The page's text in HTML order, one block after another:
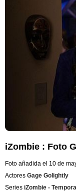
iZombie : Foto
Foto añadida el 10 de
Actores Gage Golightly
Series iZombie -